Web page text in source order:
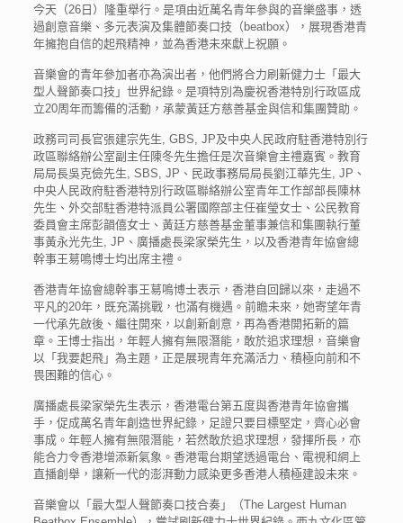
今天（26日）隆重舉行。是項由近萬名青年參與的音樂盛事，透
過創意音樂、多元表演及集體節奏口技（beatbox），展現香港青
年擁抱自信的起飛精神，並為香港未來獻上祝願。
音樂會的青年參加者亦為演出者，他們將合力刷新健力士「最大
型人聲節奏口技」世界紀錄。是項特別為慶祝香港特別行政區成
立20周年而籌備的活動，承蒙黃廷方慈善基金與信和集團贊助。
政務司司長官張建宗先生, GBS, JP及中央人民政府駐香港特別行
政區聯絡辦公室副主任陳冬先生擔任是次音樂會主禮嘉賓。教育
局局長吳克儉先生, SBS, JP、民政事務局局長劉江華先生, JP、
中央人民政府駐香港特別行政區聯絡辦公室青年工作部部長陳林
先生、外交部駐香港特派員公署國際部主任崔瑩女士、公民教育
委員會主席彭韻僖女士、黃廷方慈善基金董事兼信和集團執行董
事黃永光先生, JP、廣播處長梁家榮先生，以及香港青年協會總
幹事王䓪鳴博士均出席主禮。
香港青年協會總幹事王䓪鳴博士表示，香港自回歸以來，走過不
平凡的20年，既充滿挑戰，也滿有機遇。前瞻未來，她寄望年青
一代承先啟後、繼往開來，以創新創意，再為香港開拓新的篇
章。王博士指出，年輕人擁有無限潛能，敢於追求理想，音樂會
以「我要起飛」為主題，正是展現青年充滿活力、積極向前和不
畏困難的信心。
廣播處長梁家榮先生表示，香港電台第五度與香港青年協會攜
手，促成萬名青年創造世界紀錄，足證只要目標堅定，齊心必會
事成。年輕人擁有無限潛能，若然敢於追求理想，發揮所長，亦
能合力令香港增添新氣象。香港電台期望透過電台、電視和網上
直播創舉，讓新一代的澎湃動力感染更多香港人積極建設未來。
音樂會以「最大型人聲節奏口技合奏」（The Largest Human